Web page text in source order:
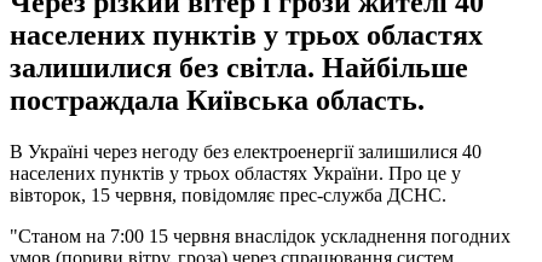
населених пунктів у трьох областях
залишилися без світла. Найбільше
постраждала Київська область.
В Україні через негоду без електроенергії залишилися 40
населених пунктів у трьох областях України. Про це у
вівторок, 15 червня, повідомляє прес-служба ДСНС.
"Станом на 7:00 15 червня внаслідок ускладнення погодних
умов (пориви вітру, гроза) через спрацювання систем